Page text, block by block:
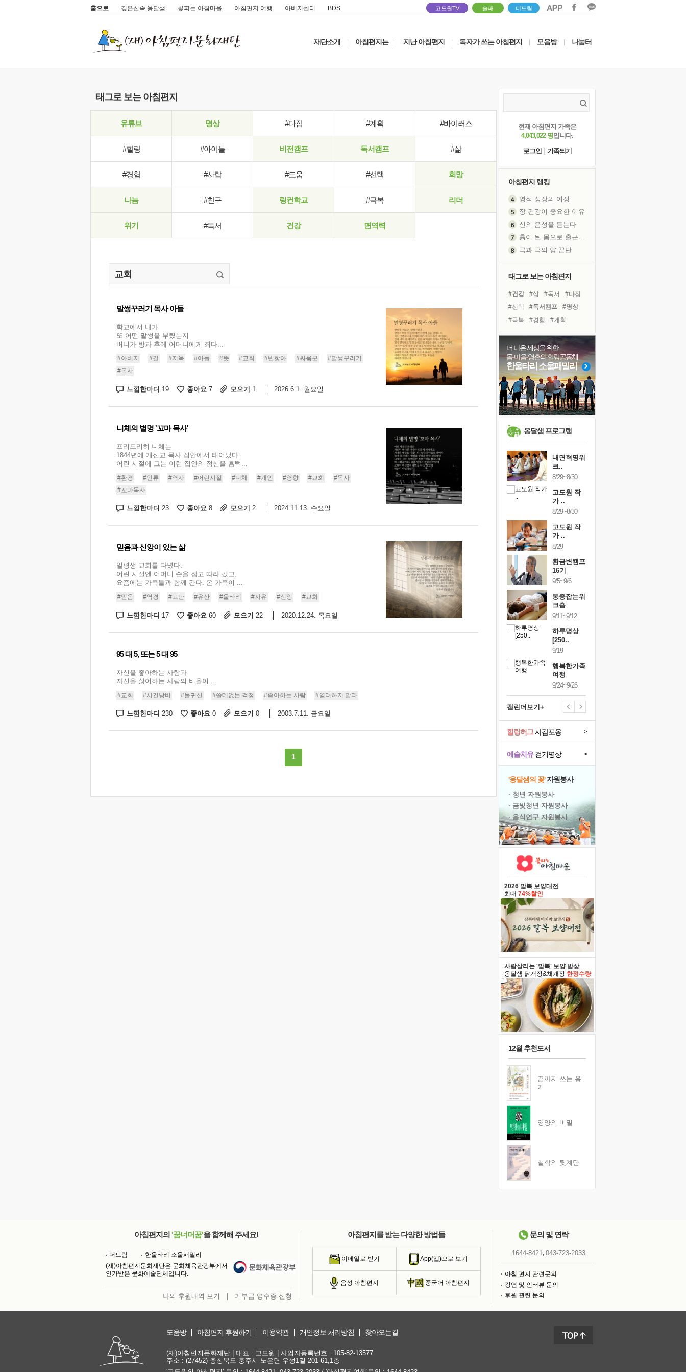
홈으로 깊은산속 옹달샘 꽃피는 아침마을 아침편지 여행 아버지센터 BDS 고도원TV 솔패 더드림
재단소개 아침편지는 지난 아침편지 독자가 쓰는 아침편지 모음방 나눔터
태그로 보는 아침편지
유튜브 명상 #다짐 #계획 #바이러스
#힐링 #아이들 비전캠프 독서캠프 #삶
#경험 #사람 #도움 #선택 희망
나눔 #친구 링컨학교 #극복 리더
위기 #독서 건강 면역력
말썽꾸러기 목사 아들
학교에서 내가
또 어떤 말썽을 부렸는지
버니가 방과 후에 어머니에게 죄다...
#아버지 #길 #지옥 #아들 #뜻 #교회 #반항아 #싸움꾼
#말썽꾸러기
#목사
느낌한마디 19 좋아요 7 모으기 1 2026.6.1. 월요일
니체의 별명 '꼬마 목사'
프리드리히 니체는
1844년에 개신교 목사 집안에서 태어났다.
어린 시절에 그는 이런 집안의 정신을 흠뻑...
#환경 #인류 #역사 #어린시절 #니체 #개인 #영향 #교회
#목사
#꼬마목사
느낌한마디 23 좋아요 8 모으기 2 2024.11.13. 수요일
믿음과 신앙이 있는 삶
일평생 교회를 다녔다.
어린 시절엔 어머니 손을 잡고 따라 갔고,
요즘에는 가족들과 함께 간다. 온 가족이 ...
#믿음 #역경 #고난 #유산 #울타리 #자유 #신앙 #교회
느낌한마디 17 좋아요 60 모으기 22 2020.12.24. 목요일
95 대 5, 또는 5 대 95
자신을 좋아하는 사람과
자신을 싫어하는 사람의 비율이 ...
#교회 #시간낭비 #물귀신 #쓸데없는 걱정 #좋아하는 사람 #염려하지 말라
느낌한마디 230 좋아요 0 모으기 0 2003.7.11. 금요일
1
현재 아침편지 가족은
4,043,022 명입니다.
로그인
가족되기
아침편지 랭킹
영적 성장의 여정
장 건강이 중요한 이유
신의 음성을 듣는다
흙이 된 몸으로 출근하는 여자
극과 극의 양 끝단
아픈 아버지를 위한 공간 설계
슬럼프
보고 싶은 어머니
유년 시절의 부산 영도 바다
못된 꼰대들
희망이란
'모른다'는 것
귀를 열고 마음을 내어주고
태그로 보는 아침편지
#건강 #삶 #독서
#다짐
#선택
#독서캠프
#명상
#극복
#경험
#계획
#유튜브
#친구
#바이러스
#희망
#사람
#링컨학교
#나눔
#위기
#도움
#비전캠프
#면역력
더 나은 세상을 위한
몸·마음·영혼의 힐링공동체
한울타리 소울패밀리
옹달샘 프로그램
스..
내면혁명워
크..
황금변캠프
10/30~10/31
통증잡는워
크숍
11/7~11/8
내면혁명워
크..
12/12~12/13
내면혁명워
크..
8/29~8/30
고도원 작
가 ..
8/29~8/30
고도원 작
가 ..
8/29
황금변캠프
16기
9/5~9/6
통증잡는워
크숍
9/11~9/12
하루명상
[250..
9/19
행복한가족
여행
9/24~9/26
캘린더보기+
예술치유걷기명상 >
힐링허그사감포옹 >
'옹달샘의 꽃'자원봉사
· 청년 자원봉사
· 금빛청년 자원봉사
· 음식연구 자원봉사
2026 말복 보양대전
최대 74%할인
사람살리는 '말복' 보양 밥상
옹달샘 닭개장&채개장 한정수량
12월 추천도서
끝까지 쓰는 용
기
영양의 비밀
철학의 뒷계단
아침편지의 '꿈너머꿈'을 함께해 주세요!
더드림
한울타리 소울패밀리
(재)아침편지문화재단은 문화체육관광부에서
인가받은 문화예술단체입니다.
나의 후원내역 보기 기부금 영수증 신청
아침편지를 받는 다양한 방법들
이메일로 받기 App(앱)으로 보기
음성 아침편지 중국어 아침편지
문의 및 연락
1644-8421, 043-723-2033
아침 편지 관련문의
강연 및 인터뷰 문의
후원 관련 문의
도움방 아침편지 후원하기 이용약관 개인정보 처리방침 찾아오는길
(재)아침편지문화재단 | 대표 : 고도원 | 사업자등록번호 : 105-82-13577
주소 : (27452) 충청북도 충주시 노은면 우성1길 201-61,1층